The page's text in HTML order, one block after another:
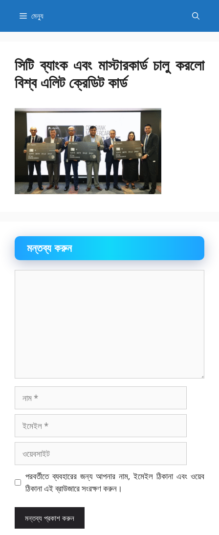
যান
মেন্যু
সিটি ব্যাংক এবং মাস্টারকার্ড চালু করলো
বিশ্ব এলিট ক্রেডিট কার্ড
মন্তব্য করুন
ইমেইল
পরবর্তীতে ব্যবহারের জন্য আপনার নাম, ইমেইল ঠিকানা এবং ওয়েব
ঠিকানা এই ব্রাউজারে সংরক্ষণ করুন।